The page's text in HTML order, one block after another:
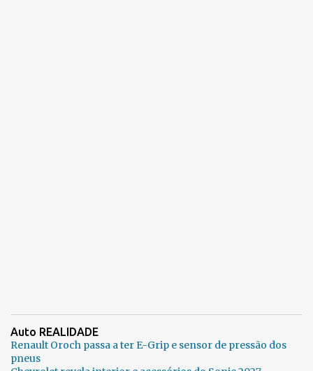
Auto REALIDADE
Renault Oroch passa a ter E-Grip e sensor de pressão dos
pneus